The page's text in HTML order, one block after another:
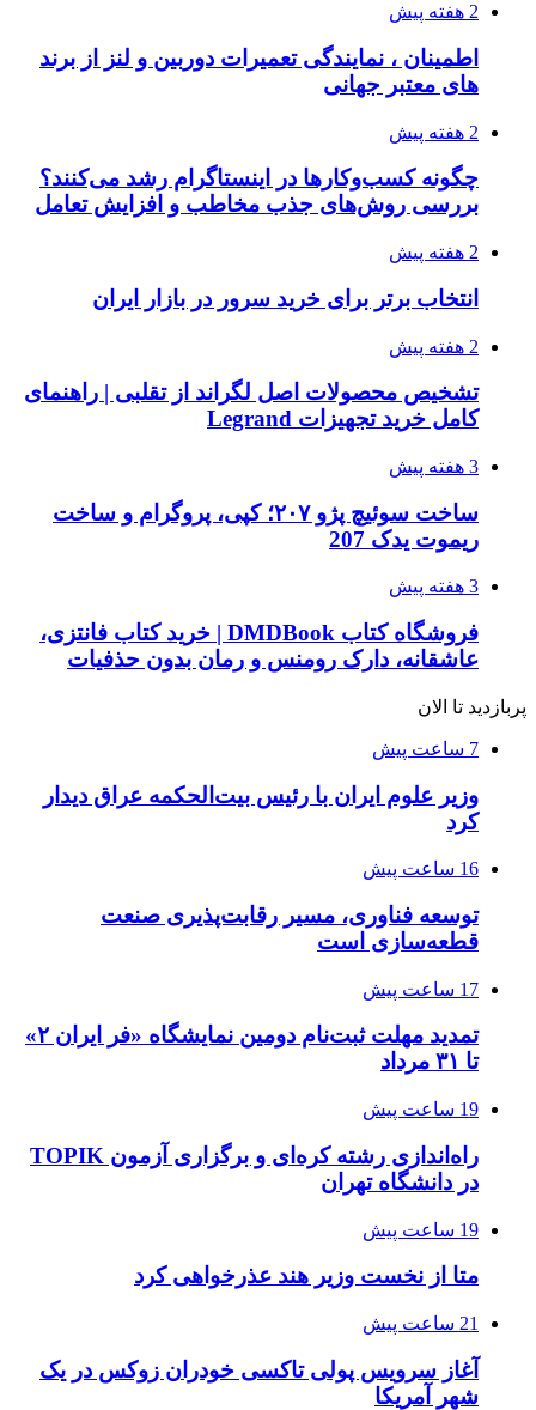
2 هفته پیش
اطمینان ، نمایندگی تعمیرات دوربین و لنز از برند
های معتبر جهانی
2 هفته پیش
چگونه کسب‌وکارها در اینستاگرام رشد می‌کنند؟
بررسی روش‌های جذب مخاطب و افزایش تعامل
2 هفته پیش
انتخاب برتر برای خرید سرور در بازار ایران
2 هفته پیش
تشخیص محصولات اصل لگراند از تقلبی | راهنمای
کامل خرید تجهیزات Legrand
3 هفته پیش
ساخت سوئیچ پژو ۲۰۷؛ کپی، پروگرام و ساخت
ریموت یدک 207
3 هفته پیش
فروشگاه کتاب DMDBook | خرید کتاب فانتزی،
عاشقانه، دارک رومنس و رمان بدون حذفیات
پربازدید تا الان
7 ساعت پیش
وزیر علوم ایران با رئیس بیت‌الحکمه عراق دیدار
کرد
16 ساعت پیش
توسعه فناوری، مسیر رقابت‌پذیری صنعت
قطعه‌سازی است
17 ساعت پیش
تمدید مهلت ثبت‌نام دومین نمایشگاه «فر ایران ۲»
تا ۳۱ مرداد
19 ساعت پیش
راه‌اندازی رشته کره‌ای و برگزاری آزمون TOPIK
در دانشگاه تهران
19 ساعت پیش
متا از نخست وزیر هند عذرخواهی کرد
21 ساعت پیش
آغاز سرویس پولی تاکسی خودران زوکس در یک
شهر آمریکا